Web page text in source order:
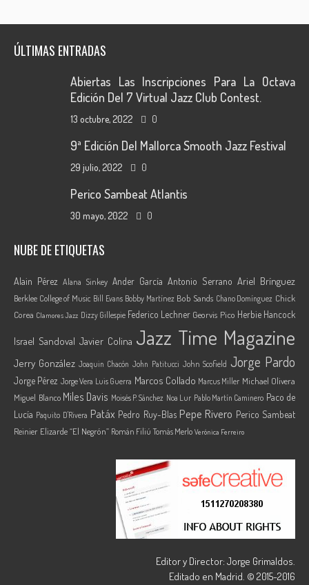
ÚLTIMAS ENTRADAS
Abiertas Las Inscripciones Para La Octava
Edición Del 7 Virtual Jazz Club Contest.
13 octubre, 2022 0
9ª Edición Del Mallorca Smooth Jazz Festival
29 julio, 2022 0
Perico Sambeat Atlantis
30 mayo, 2022 0
NUBE DE ETIQUETAS
Alain Pérez Alana Sinkey Ander García Antonio Serrano Ariel Brínguez
Berklee College of Music Bill Evans Bobby Martínez Bob Sands Chano Domínguez Chick
Corea Clamores Jazz Dizzy Gillespie Federico Lechner Georvis Pico Herbie Hancock
Israel Sandoval Javier Colina Jazz Time Magazine
Jerry González Joaquin Chacón John Patitucci John Scofield Jorge Pardo
Jorge Pérez Jorge Vera Luis Guerra Marcos Collado Marcus Miller Michael Olivera
Miguel Blanco Miles Davis Moisés P. Sánchez Noa Lur Pablo Martín Caminero Paco de
Lucía Paquito D'Rivera Patáx Pedro Ruy-Blas Pepe Rivero Perico Sambeat
Reinier Elizarde “El Negrón” Román Filiú Tomás Merlo Verónica Ferreiro
Editor y Director: Jorge Grimaldos.
Editado en Madrid. © 2015-2016